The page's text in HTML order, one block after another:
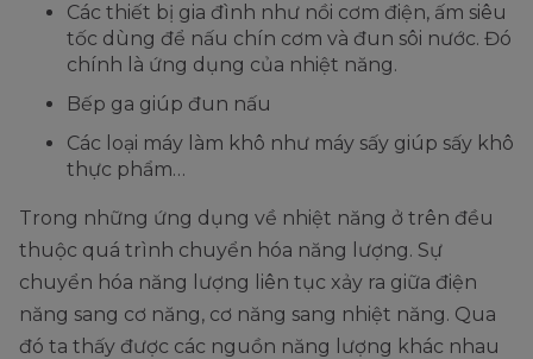
Các thiết bị gia đình như nồi cơm điện, ấm siêu
tốc dùng để nấu chín cơm và đun sôi nước. Đó
chính là ứng dụng của nhiệt năng.
Bếp ga giúp đun nấu
Các loại máy làm khô như máy sấy giúp sấy khô
thực phẩm…
Trong những ứng dụng về nhiệt năng ở trên đều
thuộc quá trình chuyển hóa năng lượng. Sự
chuyển hóa năng lượng liên tục xảy ra giữa điện
năng sang cơ năng, cơ năng sang nhiệt năng. Qua
đó ta thấy được các nguồn năng lượng khác nhau